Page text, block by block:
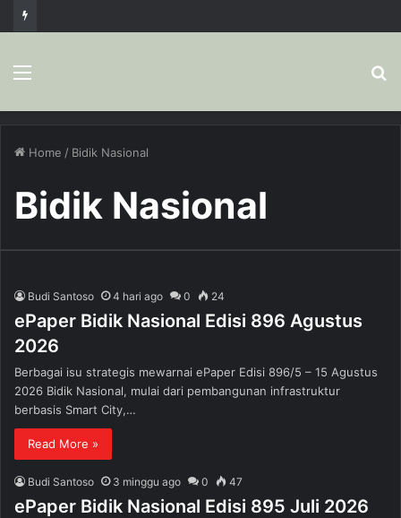
Home / Bidik Nasional
Bidik Nasional
Budi Santoso 4 hari ago 0 24
ePaper Bidik Nasional Edisi 896 Agustus
2026
Berbagai isu strategis mewarnai ePaper Edisi 896/5 – 15 Agustus
2026 Bidik Nasional, mulai dari pembangunan infrastruktur
berbasis Smart City,…
Read More »
Budi Santoso 3 minggu ago 0 47
ePaper Bidik Nasional Edisi 895 Juli 2026